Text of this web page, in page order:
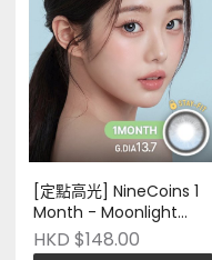
[定點高光] NineCoins 1
Month - Moonlight
#Blue Tide｜兩片裝｜
Silicone Hydrogel｜韓國
HKD $148.00